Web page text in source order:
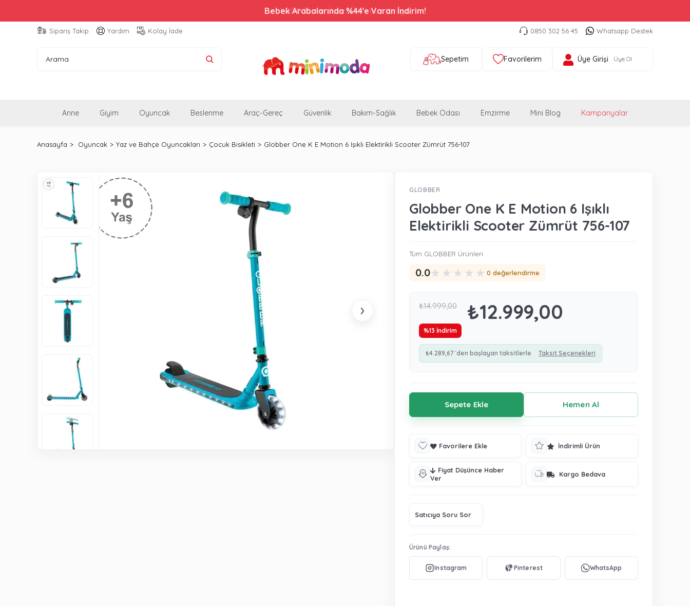
Bebek Arabalarında %44'e Varan İndirim!
Sipariş Takip Yardım Kolay İade 0850 302 56 45 Whatsapp Destek
Sepetim Favorilerim Üye Girişi Üye Ol
Anne Giyim Oyuncak Beslenme Araç-Gereç Güvenlik Bakım-Sağlık Bebek Odası Emzirme Mini Blog Kampanyalar
Anasayfa Oyuncak Yaz ve Bahçe Oyuncakları Çocuk Bisikleti Globber One K E Motion 6 Işıklı Elektirikli Scooter Zümrüt 756-107
›
GLOBBER
Globber One K E Motion 6 Işıklı
Elektirikli Scooter Zümrüt 756-107
Tüm GLOBBER Ürünleri
0.0★ ★ ★ ★ ★ 0 değerlendirme
₺14.999,00 ₺12.999,00
%13 İndirim
₺4.289,67 `den başlayan taksitlerle Taksit Seçenekleri
Favorilere Ekle İndirimli Ürün
Fiyat Düşünce Haber
Ver
Kargo Bedava
Satıcıya Soru Sor
Ürünü Paylaş: